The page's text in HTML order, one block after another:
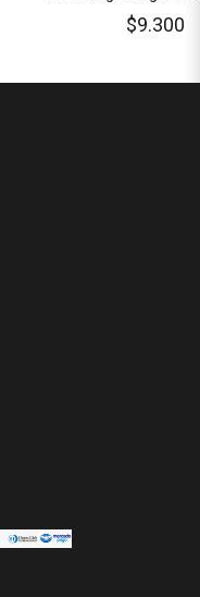
Metro SIN
$9.300